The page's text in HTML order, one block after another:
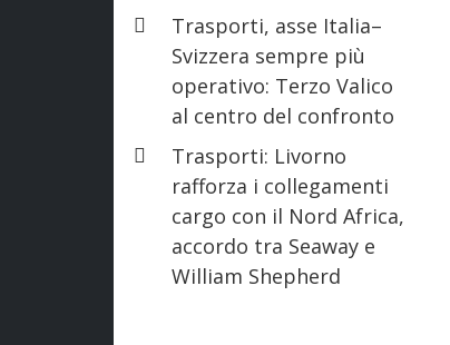
Trasporti, asse Italia–
Svizzera sempre più
operativo: Terzo Valico
al centro del confronto
Trasporti: Livorno
rafforza i collegamenti
cargo con il Nord Africa,
accordo tra Seaway e
William Shepherd